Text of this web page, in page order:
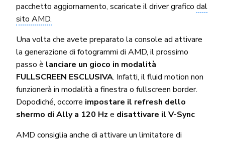
pacchetto aggiornamento, scaricate il driver graficodal
sito AMD.
Una volta che avete preparato la console ad attivare
la generazione di fotogrammi di AMD, il prossimo
passo è lanciare un gioco in modalità
FULLSCREEN ESCLUSIVA. Infatti, il fluid motion non
funzionerà in modalità a finestra o fullscreen border.
Dopodiché, occorre impostare il refresh dello
shermo di Ally a 120 Hz e disattivare il V-Sync
AMD consiglia anche di attivare un limitatore di